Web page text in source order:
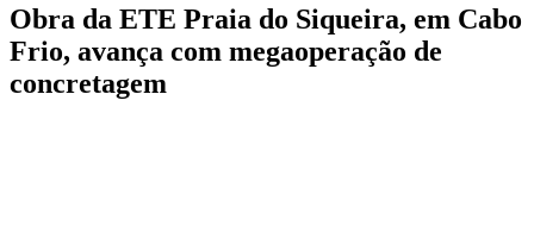
Obra da ETE Praia do Siqueira, em Cabo
Frio, avança com megaoperação de
concretagem